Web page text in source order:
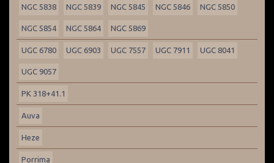
NGC 5838 NGC 5839 NGC 5845 NGC 5846 NGC 5850
NGC 5854 NGC 5864 NGC 5869
UGC 6780 UGC 6903 UGC 7557 UGC 7911 UGC 8041
UGC 9057
PK 318+41.1
Auva
Heze
Porrima